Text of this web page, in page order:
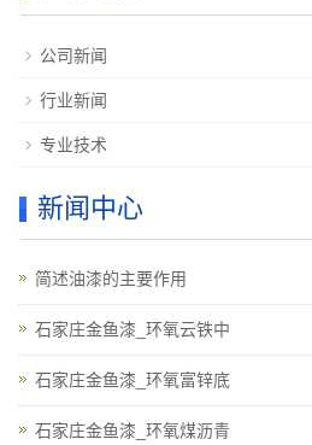
公司新闻
行业新闻
专业技术
新闻中心
简述油漆的主要作用
石家庄金鱼漆_环氧云铁中
石家庄金鱼漆_环氧富锌底
石家庄金鱼漆_环氧煤沥青